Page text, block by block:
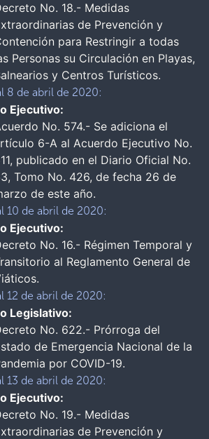
No. 18.- Medidas
de Prevención y
para Restringir a todas
Personas su Circulación en Playas,
y Centros Turísticos.
8 de abril de 2020:
Ejecutivo:
No. 574.- Se adiciona el
6-A al Acuerdo Ejecutivo No.
publicado en el Diario Oficial No.
Tomo No. 426, de fecha 26 de
de este año.
10 de abril de 2020:
Ejecutivo:
No. 16.- Régimen Temporal y
al Reglamento General de
12 de abril de 2020:
Legislativo:
No. 622.- Prórroga del
de Emergencia Nacional de la
por COVID-19.
13 de abril de 2020:
Ejecutivo:
No. 19.- Medidas
de Prevención y